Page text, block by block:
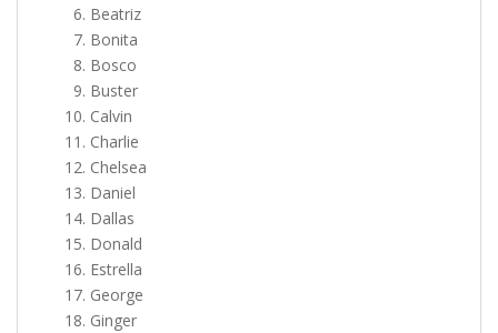
Beatriz
Bonita
Bosco
Buster
Calvin
Charlie
Chelsea
Daniel
Dallas
Donald
Estrella
George
Ginger